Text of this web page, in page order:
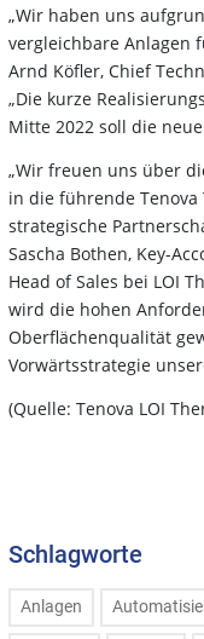
„Wir haben uns
vergleichbare Anlagen
Arnd Köfler, Chief
„Die kurze
Mitte 2022 soll die
„Wir freuen uns über
in die führende
strategische
Sascha Bothen, Key-
Head of Sales bei LOI
wird die hohen
Oberflächenqualität
Vorwärtsstrategie
(Quelle: Tenova LOI
Schlagworte
Anlagen